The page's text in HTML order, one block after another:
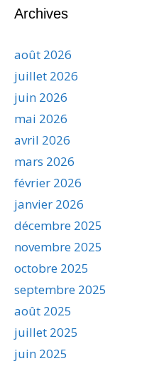
Archives
août 2026
juillet 2026
juin 2026
mai 2026
avril 2026
mars 2026
février 2026
janvier 2026
décembre 2025
novembre 2025
octobre 2025
septembre 2025
août 2025
juillet 2025
juin 2025